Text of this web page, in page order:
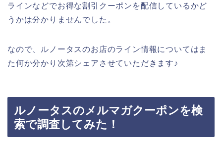
ラインなどでお得な割引クーポンを配信しているかど
うかは分かりませんでした。
なので、ルノータスのお店のライン情報についてはま
た何か分かり次第シェアさせていただきます♪
ルノータスのメルマガクーポンを検
索で調査してみた！